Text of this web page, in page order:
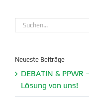
Suche
nach:
Neueste Beiträge
DEBATIN &
Lösung von uns!